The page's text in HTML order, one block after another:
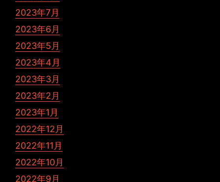
2023年7月
2023年6月
2023年5月
2023年4月
2023年3月
2023年2月
2023年1月
2022年12月
2022年11月
2022年10月
2022年9月